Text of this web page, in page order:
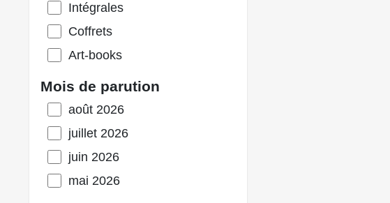
Intégrales
Coffrets
Art-books
Mois de parution
août 2026
juillet 2026
juin 2026
mai 2026